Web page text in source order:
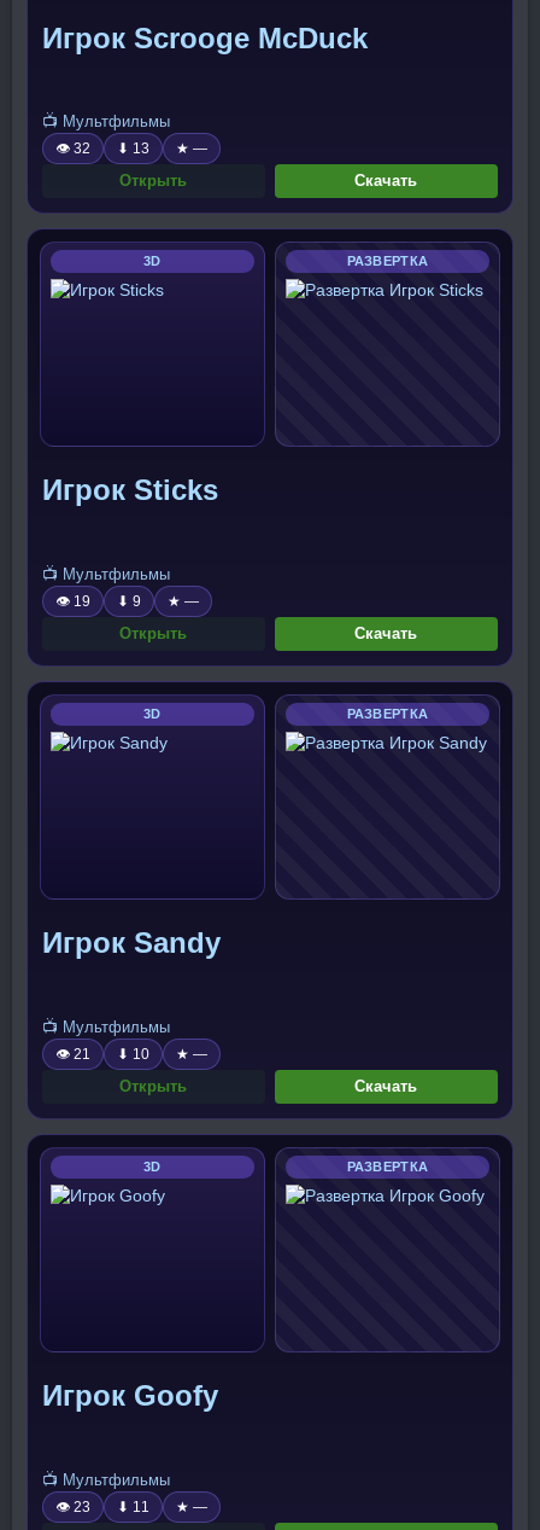
Игрок Scrooge McDuck
📺 Мультфильмы
👁 32 ⬇ 13 ★ —
Открыть Скачать
3D РАЗВЕРТКА
Игрок Sticks
📺 Мультфильмы
👁 19 ⬇ 9 ★ —
Открыть Скачать
3D РАЗВЕРТКА
Игрок Sandy
📺 Мультфильмы
👁 21 ⬇ 10 ★ —
Открыть Скачать
3D РАЗВЕРТКА
Игрок Goofy
📺 Мультфильмы
👁 23 ⬇ 11 ★ —